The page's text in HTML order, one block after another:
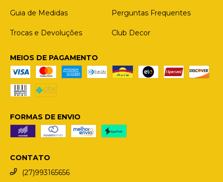
Guia de Medidas Perguntas Frequentes
Trocas e Devoluções Club Decor
MEIOS DE PAGAMENTO
FORMAS DE ENVIO
CONTATO
(27)993165656